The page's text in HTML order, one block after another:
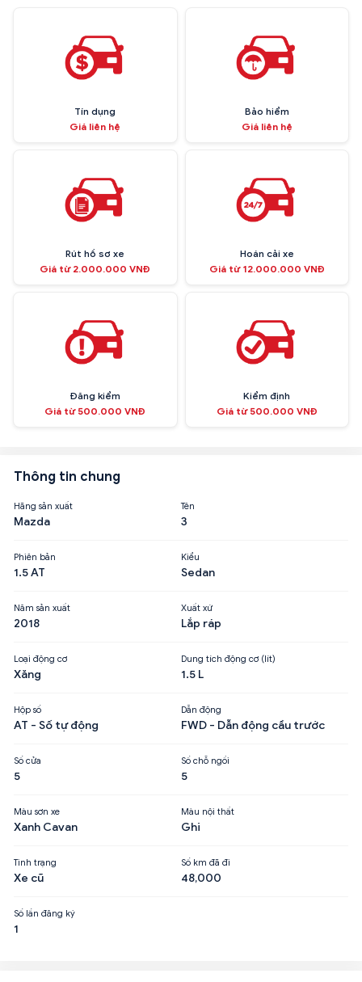
Tín dụng
Giá liên hệ
Bảo hiểm
Giá liên hệ
Rút hồ sơ xe
Giá từ 2.000.000 VNĐ
Hoán cải xe
Giá từ 12.000.000 VNĐ
Đăng kiểm
Giá từ 500.000 VNĐ
Kiểm định
Giá từ 500.000 VNĐ
Thông tin chung
Hãng sản xuất
Mazda
Tên
3
Phiên bản
1.5 AT
Kiểu
Sedan
Năm sản xuất
2018
Xuất xứ
Lắp ráp
Loại động cơ
Xăng
Dung tích động cơ (lít)
1.5 L
Hộp số
AT - Số tự động
Dẫn động
FWD - Dẫn động cầu trước
Số cửa
5
Số chỗ ngồi
5
Màu sơn xe
Xanh Cavan
Màu nội thất
Ghi
Tình trạng
Xe cũ
Số km đã đi
48,000
Số lần đăng ký
1